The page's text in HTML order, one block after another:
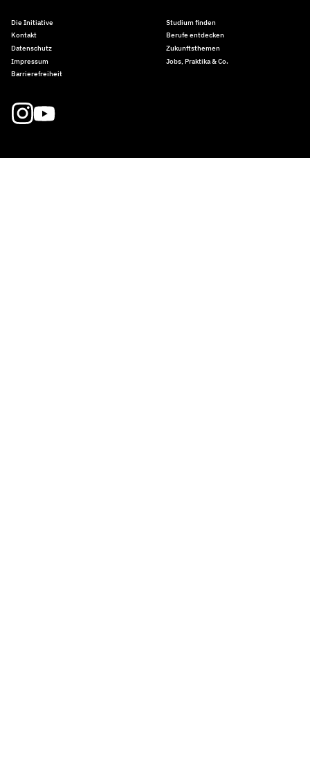
Die Initiative
Kontakt
Datenschutz
Impressum
Barrierefreiheit
Studium finden
Berufe entdecken
Zukunftsthemen
Jobs, Praktika & Co.